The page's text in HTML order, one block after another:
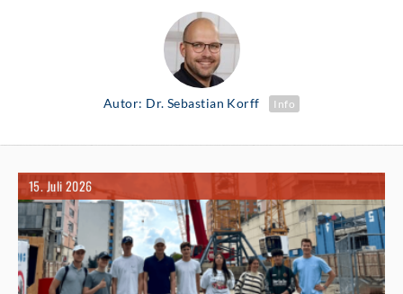
Autor: Dr. Sebastian Korff Info
15. Juli 2026